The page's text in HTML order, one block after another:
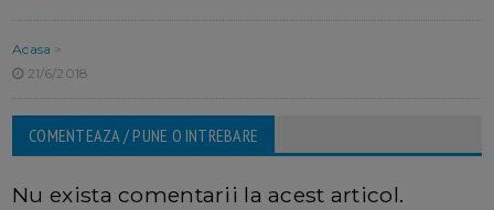
Acasa >
21/6/2018
COMENTEAZA / PUNE O INTREBARE
Nu exista comentarii la acest articol.